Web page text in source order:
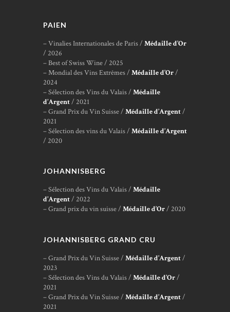
PAIEN
– Vinalies Internationales de Paris / Médaille d’Or
/ 2026
– Best of Swiss Wine / 2025
– Mondial des Vins Extrêmes / Médaille d’Or/
2024
– Sélection des Vins du Valais / Médaille
d’Argent/ 2021
– Grand Prix du Vin Suisse / Médaille d’Argent/
2021
– Sélection des vins du Valais / Médaille d’Argent
/ 2020
JOHANNISBERG
– Sélection des Vins du Valais / Médaille
d’Argent/ 2022
– Grand prix du vin suisse / Médaille d’Or/ 2020
JOHANNISBERG GRAND CRU
– Grand Prix du Vin Suisse / Médaille d’Argent/
2023
– Sélection des Vins du Valais / Médaille d’Or/
2021
– Grand Prix du Vin Suisse / Médaille d’Argent/
2021